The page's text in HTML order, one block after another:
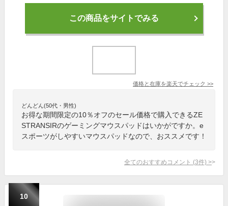
この商品をサイトでみる
価格と在庫を楽天でチェック >>
どんどん(50代・男性)
お得な期間限定の10％オフのセール価格で購入できるZE
STRANSIRのゲーミングマウスパッドはいかがですか。e
スポーツがしやすいマウスパッドなので、おススメです！
全てのおすすめコメント (3件) >
10